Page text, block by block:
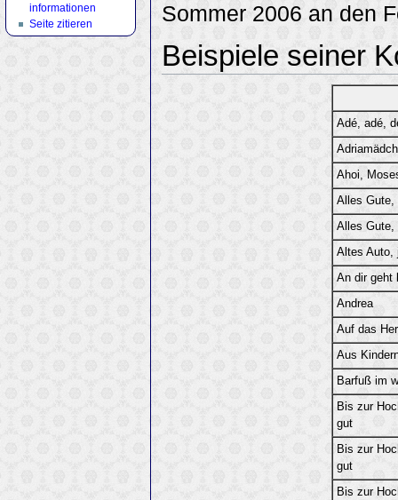
Sommer 2006 an den
Beispiele seiner
Adé, adé,
Ahoi,
Alles Gute,
Alles Gute,
Altes Auto,
An dir geht
Andrea
Auf das
Aus
Barfuß im
Bis zur
gut
Bis zur
gut
Bis zur
informationen
Seite zitieren